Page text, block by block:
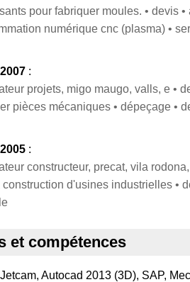
pour fabriquer moules. • devis
numérique cnc (plasma) •
:
projets, migo maugo, valls, e •
pièces mécaniques • dépeçage •
:
constructeur, precat, vila
construction d'usines industrielles •
et compétences
Autocad 2013 (3D), SAP,